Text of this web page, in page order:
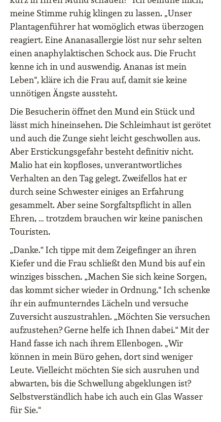
meine Stimme ruhig klingen zu lassen. „Unser
Plantagenführer hat womöglich etwas überzogen
reagiert. Eine Ananasallergie löst nur sehr selten
einen anaphylaktischen Schock aus. Die Frucht
kenne ich in und auswendig. Ananas ist mein
Leben“, kläre ich die Frau auf, damit sie keine
unnötigen Ängste aussteht.
Die Besucherin öffnet den Mund ein Stück und
lässt mich hineinsehen. Die Schleimhaut ist gerötet
und auch die Zunge sieht leicht geschwollen aus.
Aber Erstickungsgefahr besteht definitiv nicht.
Malio hat ein kopfloses, unverantwortliches
Verhalten an den Tag gelegt. Zweifellos hat er
durch seine Schwester einiges an Erfahrung
gesammelt. Aber seine Sorgfaltspflicht in allen
Ehren, … trotzdem brauchen wir keine panischen
Touristen.
„Danke.“ Ich tippe mit dem Zeigefinger an ihren
Kiefer und die Frau schließt den Mund bis auf ein
winziges bisschen. „Machen Sie sich keine Sorgen,
das kommt sicher wieder in Ordnung.“ Ich schenke
ihr ein aufmunterndes Lächeln und versuche
Zuversicht auszustrahlen. „Möchten Sie versuchen
aufzustehen? Gerne helfe ich Ihnen dabei.“ Mit der
Hand fasse ich nach ihrem Ellenbogen. „Wir
können in mein Büro gehen, dort sind weniger
Leute. Vielleicht möchten Sie sich ausruhen und
abwarten, bis die Schwellung abgeklungen ist?
Selbstverständlich habe ich auch ein Glas Wasser
für Sie.“